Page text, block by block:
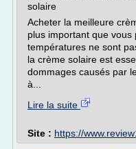
solaire
Acheter la meilleure
plus important que
températures ne sont
la crème solaire est
dommages causés par
à...
Lire la suite
Site : https://